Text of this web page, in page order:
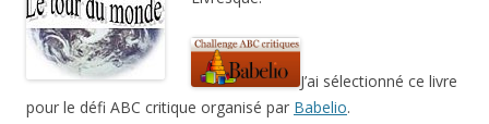
J’ai sélectionné ce livre
pour le défi ABC critique organisé par Babelio.